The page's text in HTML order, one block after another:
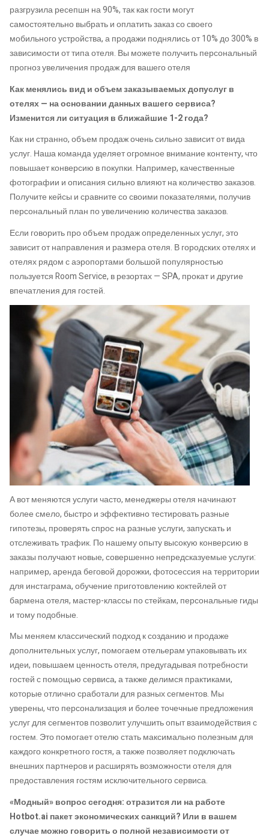
разгрузила ресепшн на 90%, так как гости могут
самостоятельно выбрать и оплатить заказ со своего
мобильного устройства, а продажи поднялись от 10% до 300% в
зависимости от типа отеля. Вы можете получить персональный
прогноз увеличения продаж для вашего отеля
Как менялись вид и объем заказываемых допуслуг в
отелях — на основании данных вашего сервиса?
Изменится ли ситуация в ближайшие 1-2 года?
Как ни странно, объем продаж очень сильно зависит от вида
услуг. Наша команда уделяет огромное внимание контенту, что
повышает конверсию в покупки. Например, качественные
фотографии и описания сильно влияют на количество заказов.
Получите кейсы и сравните со своими показателями, получив
персональный план по увеличению количества заказов.
Если говорить про объем продаж определенных услуг, это
зависит от направления и размера отеля. В городских отелях и
отелях рядом с аэропортами большой популярностью
пользуется Room Service, в резортах — SPA, прокат и другие
впечатления для гостей.
А вот меняются услуги часто, менеджеры отеля начинают
более смело, быстро и эффективно тестировать разные
гипотезы, проверять спрос на разные услуги, запускать и
отслеживать трафик. По нашему опыту высокую конверсию в
заказы получают новые, совершенно непредсказуемые услуги:
например, аренда беговой дорожки, фотосессия на территории
для инстаграма, обучение приготовлению коктейлей от
бармена отеля, мастер-классы по стейкам, персональные гиды
и тому подобные.
Мы меняем классический подход к созданию и продаже
дополнительных услуг, помогаем отельерам упаковывать их
идеи, повышаем ценность отеля, предугадывая потребности
гостей с помощью сервиса, а также делимся практиками,
которые отлично сработали для разных сегментов. Мы
уверены, что персонализация и более точечные предложения
услуг для сегментов позволит улучшить опыт взаимодействия с
гостем. Это помогает отелю стать максимально полезным для
каждого конкретного гостя, а также позволяет подключать
внешних партнеров и расширять возможности отеля для
предоставления гостям исключительного сервиса.
«Модный» вопрос сегодня: отразится ли на работе
Hotbot.ai пакет экономических санкций? Или в вашем
случае можно говорить о полной независимости от